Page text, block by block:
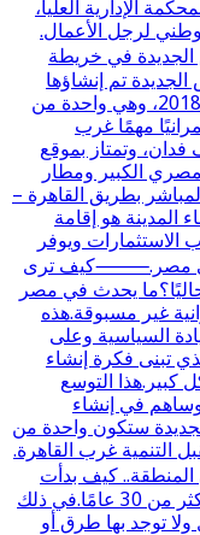
الإدارية العليا،
لرجل الأعمال.
في خريطة
تم إنشاؤها
بقرار مجلس الوزراء رقم 361 لسنة 2018، وهي واحدة من
مهمًا غرب
المدينة تقارب 60 ألف فدان، وتمتاز بموقع
الكبير ومطار
بطريق القاهرة –
المدينة هو إقامة
ويوفر
في مصر.⸻كيف ترى
يحدث في مصر
غير مسبوقة.هذه
السياسية وعلى
تبنى فكرة إنشاء
كبير.هذا التوسع
وساهم في إنشاء
ستكون واحدة من
التنمية غرب القاهرة.
كيف بدأت
علاقتكم بها؟علاقتنا بالمنطقة تعود لأكثر من 30 عامًا.في ذلك
توجد بها طرق أو